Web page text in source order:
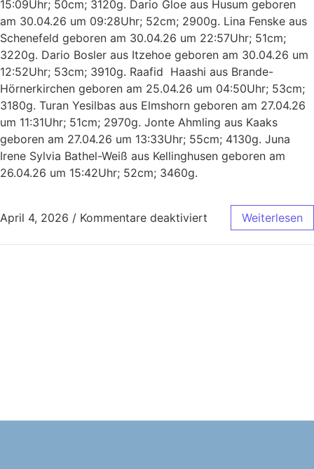
15:09Uhr; 50cm; 3120g. Dario Gloe aus Husum geboren
am 30.04.26 um 09:28Uhr; 52cm; 2900g. Lina Fenske aus
Schenefeld geboren am 30.04.26 um 22:57Uhr; 51cm;
3220g. Dario Bosler aus Itzehoe geboren am 30.04.26 um
12:52Uhr; 53cm; 3910g. Raafid Haashi aus Brande-
Hörnerkirchen geboren am 25.04.26 um 04:50Uhr; 53cm;
3180g. Turan Yesilbas aus Elmshorn geboren am 27.04.26
um 11:31Uhr; 51cm; 2970g. Jonte Ahmling aus Kaaks
geboren am 27.04.26 um 13:33Uhr; 55cm; 4130g. Juna
Irene Sylvia Bathel-Weiß aus Kellinghusen geboren am
26.04.26 um 15:42Uhr; 52cm; 3460g.
April 4, 2026 / Kommentare deaktiviert Weiterlesen